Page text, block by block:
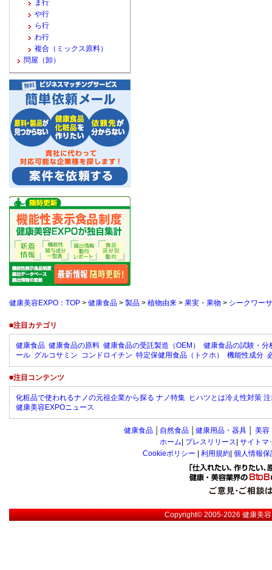
ま行
や行
ら行
わ行
複合（ミックス原料）
問屋（卸）
健康美容EXPO：TOP > 健康食品 > 製品 > 植物由来 > 果実・果物 > シークワー
■注目カテゴリ
健康食品 健康食品の原料 健康食品の受託製造（OEM）
健康食品の試験・分
ール グルコサミン コンドロイチン 特定保健用食品（トクホ） 機能性成分
■注目コンテンツ
化粧品で使われるナノの元祖企業から探る ナノ特集 ヒハツとは冷え性対策
健康美容EXPOニュース
健康食品 自然食品 健康用品・器具 美容
ホーム プレスリリース サイトマ
Cookieポリシー
利用規約 個人情報
Copyright© 2005-2026健康美